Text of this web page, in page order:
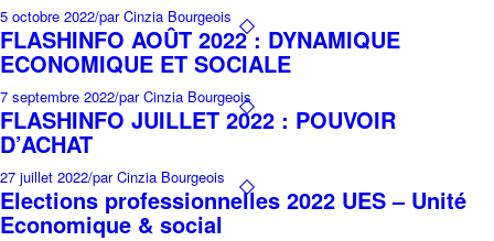
5 octobre 2022/par Cinzia Bourgeois
FLASHINFO AOÛT 2022 : DYNAMIQUE
ECONOMIQUE ET SOCIALE
7 septembre 2022/par Cinzia Bourgeois
FLASHINFO JUILLET 2022 : POUVOIR
D’ACHAT
27 juillet 2022/par Cinzia Bourgeois
Elections professionnelles 2022 UES – Unité
Economique & social